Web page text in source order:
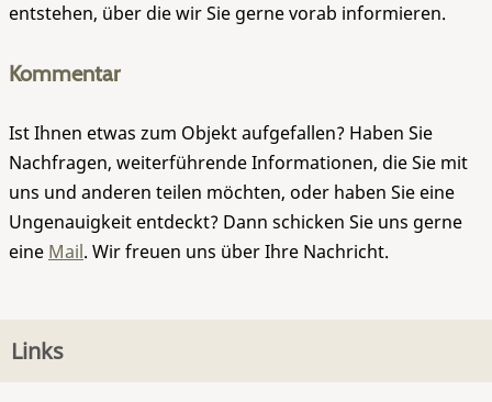
entstehen, über die wir Sie gerne vorab informieren.
Kommentar
Ist Ihnen etwas zum Objekt aufgefallen? Haben Sie
Nachfragen, weiterführende Informationen, die Sie mit
uns und anderen teilen möchten, oder haben Sie eine
Ungenauigkeit entdeckt? Dann schicken Sie uns gerne
eine Mail. Wir freuen uns über Ihre Nachricht.
Links